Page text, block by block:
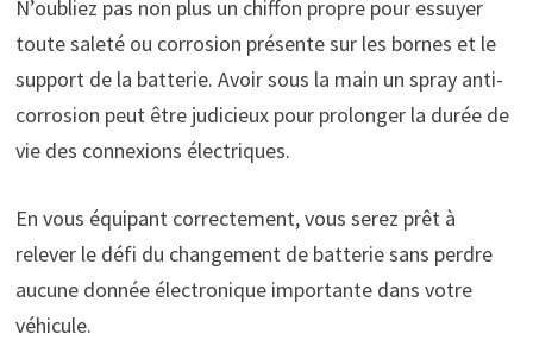
N’oubliez pas non plus un chiffon propre pour essuyer
toute saleté ou corrosion présente sur les bornes et le
support de la batterie. Avoir sous la main un spray anti-
corrosion peut être judicieux pour prolonger la durée de
vie des connexions électriques.
En vous équipant correctement, vous serez prêt à
relever le défi du changement de batterie sans perdre
aucune donnée électronique importante dans votre
véhicule.